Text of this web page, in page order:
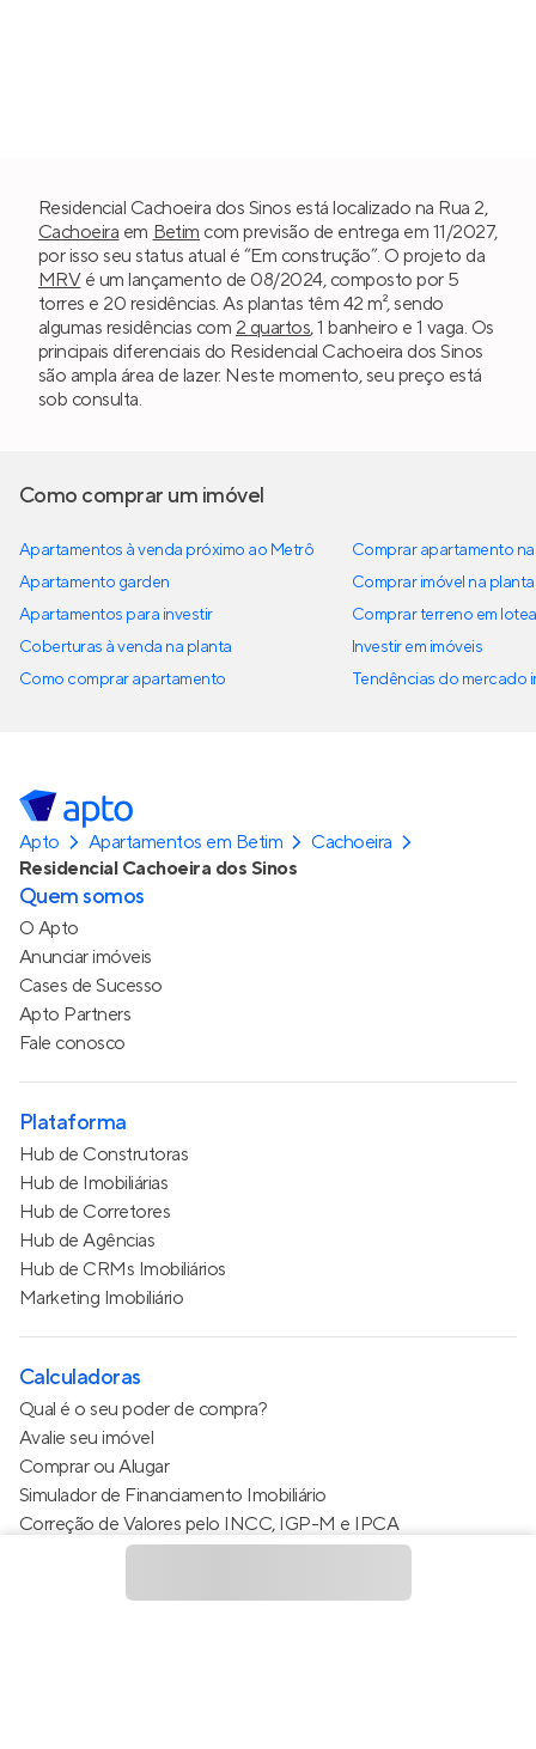
Residencial Cachoeira dos Sinos está localizado na Rua 2,
Cachoeira em Betim com previsão de entrega em 11/2027,
por isso seu status atual é “Em construção”. O projeto da
MRVé um lançamento de 08/2024, composto por 5
torres e 20 residências. As plantas têm 42 m², sendo
algumas residências com 2 quartos, 1 banheiro e 1 vaga. Os
principais diferenciais do Residencial Cachoeira dos Sinos
são ampla área de lazer. Neste momento, seu preço está
sob consulta.
Como comprar um imóvel
Apartamentos à venda próximo ao Metrô
Apartamento garden
Apartamentos para investir
Coberturas à venda na planta
Como comprar apartamento
Comprar apartamento
Comprar imóvel na planta
Comprar terreno em
Investir em imóveis
Tendências do mercado
Apto Apartamentos em Betim
Cachoeira
Residencial Cachoeira dos Sinos
Quem somos
O Apto
Anunciar imóveis
Cases de Sucesso
Apto Partners
Fale conosco
Plataforma
Hub de Construtoras
Hub de Imobiliárias
Hub de Corretores
Hub de Agências
Hub de CRMs Imobiliários
Marketing Imobiliário
Calculadoras
Qual é o seu poder de compra?
Avalie seu imóvel
Comprar ou Alugar
Simulador de Financiamento Imobiliário
Correção de Valores pelo INCC, IGP-M e IPCA
Estimativa de valor do condomínio